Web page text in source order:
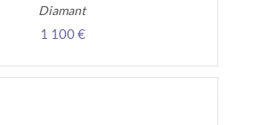
Diamant
1 100 €